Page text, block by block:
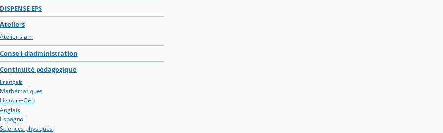
DISPENSE EPS
Ateliers
Atelier slam
Conseil d'administration
Continuité pédagogique
Français
Mathématiques
Histoire-Géo
Anglais
Espagnol
Sciences physiques